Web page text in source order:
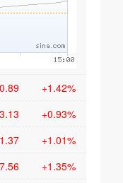
+1.42%
+0.93%
+1.01%
+1.35%